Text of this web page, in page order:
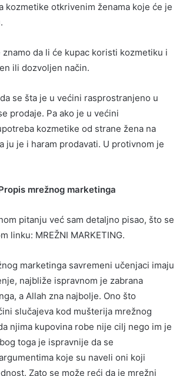
kozmetike otkrivenim ženama koje će je
znamo da li će kupac koristi kozmetiku i
ili dozvoljen način.
se šta je u većini rasprostranjeno u
prodaje. Pa ako je u većini
kozmetike od strane žena na
ju je i haram prodavati. U protivnom je
mrežnog marketinga
pitanju već sam detaljno pisao, što se
linku: MREŽNI MARKETING.
marketinga savremeni učenjaci imaju
najbliže ispravnom je zabrana
a Allah zna najbolje. Ono što
slučajeva kod mušterija mrežnog
njima kupovina robe nije cilj nego im je
toga je ispravnije da se
koje su naveli oni koji
Zato se može reći da je mrežni